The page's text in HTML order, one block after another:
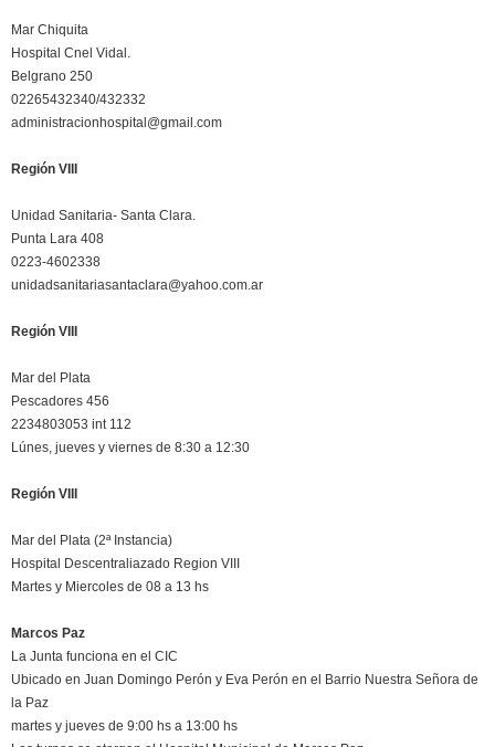
Mar Chiquita
Hospital Cnel Vidal.
Belgrano 250
02265432340/432332
administracionhospital@gmail.com
Región VIII
Unidad Sanitaria- Santa Clara.
Punta Lara 408
0223-4602338
unidadsanitariasantaclara@yahoo.com.ar
Región VIII
Mar del Plata
Pescadores 456
2234803053 int 112
Lúnes, jueves y viernes de 8:30 a 12:30
Región VIII
Mar del Plata (2ª Instancia)
Hospital Descentraliazado Region VIII
Martes y Miercoles de 08 a 13 hs
Marcos Paz
La Junta funciona en el CIC
Ubicado en Juan Domingo Perón y Eva Perón en el Barrio Nuestra Señora de
la Paz
martes y jueves de 9:00 hs a 13:00 hs